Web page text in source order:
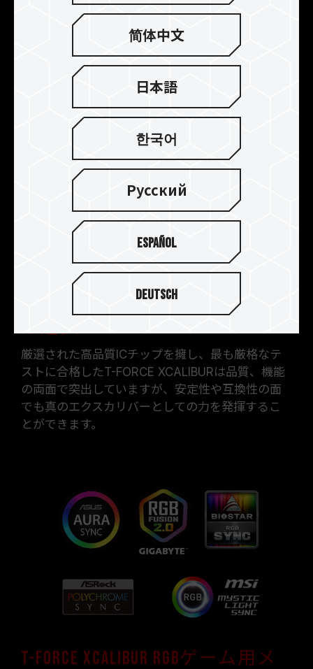
た、ライトガイドパネルの個性的なトーテムデザ
インが、本物のエクスカリバーだけに備わる無敵
の力を与えてくれます。
驚異的なスピード - ゲーム用の
メモリモジュールとして最適
な選択
厳選された高品質ICチップを擁し、最も厳格なテ
ストに合格したT-FORCE XCALIBURは品質、機能
の両面で突出していますが、安定性や互換性の面
でも真のエクスカリバーとしての力を発揮するこ
とができます。
T-FORCE XCALIBUR RGBゲーム用メ
简体中文
日本語
한국어
Русский
Español
Deutsch